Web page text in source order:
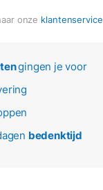
onze klantenservice
gingen je voor
bedenktijd